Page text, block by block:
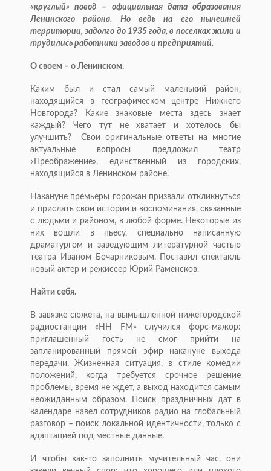
«круглый» повод – официальная дата образования
Ленинского района. Но ведь на его нынешней
территории, задолго до 1935 года, в поселках жили и
трудились работники заводов и предприятий.
О своем – о Ленинском.
Каким был и стал самый маленький район,
находящийся в географическом центре Нижнего
Новгорода? Какие знаковые места здесь знает
каждый? Чего тут не хватает и хотелось бы
улучшить? Свои оригинальные ответы на многие
актуальные вопросы предложил театр
«Преображение», единственный из городских,
находящийся в Ленинском районе.
Накануне премьеры горожан призвали откликнуться
и прислать свои истории и воспоминания, связанные
с людьми и районом, в любой форме. Некоторые из
них вошли в пьесу, специально написанную
драматургом и заведующим литературной частью
театра Иваном Бочарниковым. Поставил спектакль
новый актер и режиссер Юрий Раменсков.
Найти себя.
В завязке сюжета, на вымышленной нижегородской
радиостанции «НН FM» случился форс-мажор:
приглашенный гость не смог прийти на
запланированный прямой эфир накануне выхода
передачи. Жизненная ситуация, в стиле комедии
положений, когда требуется срочное решение
проблемы, время не ждет, а выход находится самым
неожиданным образом. Поиск праздничных дат в
календаре навел сотрудников радио на глобальный
разговор – поиск локальной идентичности, только с
адаптацией под местные данные.
И чтобы как-то заполнить мучительный час, они